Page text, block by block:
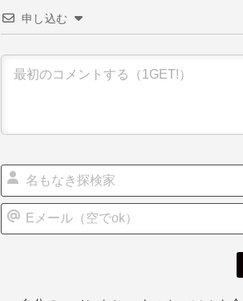
申し込む